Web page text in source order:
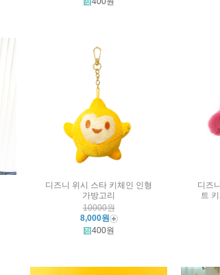
디즈니 위시 스타 키체인 인형
가방고리
10000원
8,000원
400원
디즈
트